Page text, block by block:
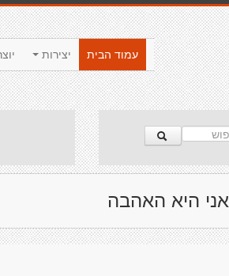
יצירות
עמוד הבית
אני היא האהבה